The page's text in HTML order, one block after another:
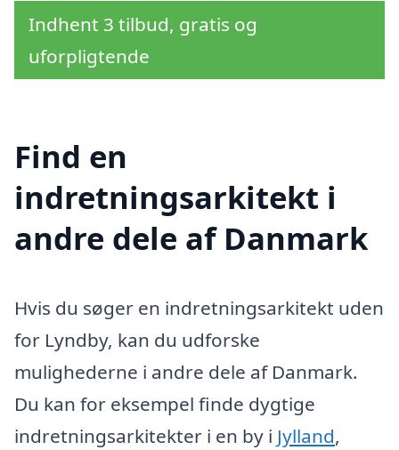
Indhent 3 tilbud, gratis og
uforpligtende
Find en
indretningsarkitekt i
andre dele af Danmark
Hvis du søger en indretningsarkitekt uden
for Lyndby, kan du udforske
mulighederne i andre dele af Danmark.
Du kan for eksempel finde dygtige
indretningsarkitekter i en by i Jylland,